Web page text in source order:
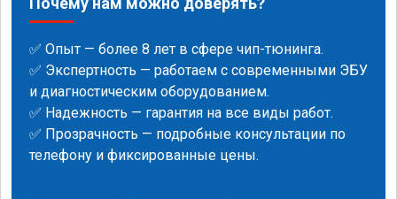
✅ Опыт — более 8 лет в сфере чип-тюнинга.
✅ Экспертность — работаем с современными ЭБУ
и диагностическим оборудованием.
✅ Надежность — гарантия на все виды работ.
✅ Прозрачность — подробные консультации по
телефону и фиксированные цены.